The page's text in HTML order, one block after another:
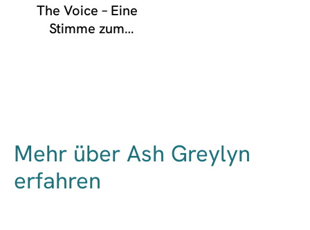
The Voice – Eine
Stimme zum
Mehr über Ash Greylyn
erfahren